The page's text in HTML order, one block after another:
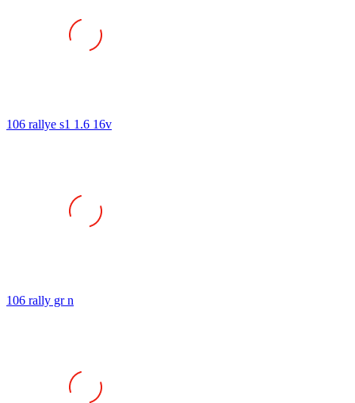
106 rallye s1 1.6 16v
106 rally gr n